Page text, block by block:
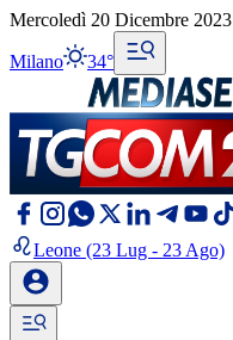
Mercoledì 20 Dicembre 2023
Milano 34°
Leone (23 Lug - 23 Ago)